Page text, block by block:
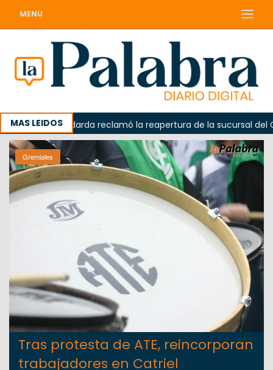
MENU
MAS LEIDOS
Odarda reclamó la reapertura de la sucursal del Correo
Gremiales
Tras protesta de ATE, reincorporan
trabajadores en Catriel